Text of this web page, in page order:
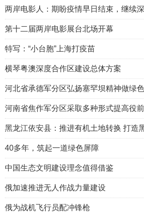
两岸电影人：期盼疫情早日结束，继续
第十二届两岸电影展台北场开幕
特写：“小台胞”上海打疫苗
横琴粤澳深度合作区建设总体方案
河北省承德军分区弘扬塞罕坝精神做绿
河南省焦作军分区采取多种形式提高役
黑龙江依安县：推进有机土地转换 打造
40多年，筑起一道绿色屏障
中国生态文明建设理念值得借鉴
俄加速推进无人作战力量建设
俄为战机飞行员配冲锋枪